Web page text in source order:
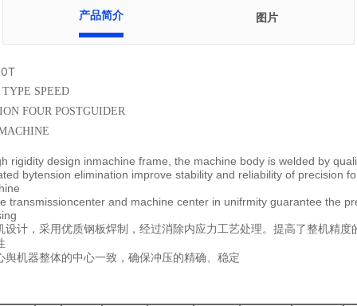
产品简介 图片
SPEED
FOUR POSTGUIDER
rigidity design inmachine frame, the machine body is welded by
bytension elimination improve stability and reliability of precision
transmissioncenter and machine center in unifrmity guarantee the
设计，采用优质钢板焊制，经过消除内应力工艺处理。提高了整机精度
舆机器整体的中心一致，确保冲压的精确、稳定